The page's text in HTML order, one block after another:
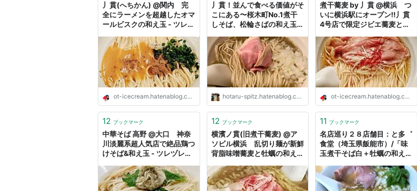
丿貫(へちかん) @関内 完
全にラーメンを超越したオマ
ールビスクの和え玉 - ツレヅ
ot-icecream.hatenablog.com
丿貫！並んで食べる価値がそ
こにある〜桜木町No.1煮干
しそば、松輪さばの和え玉〜
ーの男が美味しいものを食べ
ながら痩せるまでのダイエッ
ト成功物語である
hotaru-spitz.hatenablog.com
煮干蕎麦 by 丿貫 @横浜 つ
いに横浜駅にオープン‼丿貫
4号店で限定ジビエ蕎麦と四
レ食ナルモノ
ot-icecream.hatenablog.com
12 ブックマーク
中華そば 高野 @大口 神奈
川淡麗系超人気店で絶品鶏つ
けそば&和え玉 - ツレヅレ食
12 ブックマーク
横濱ノ貫(旧煮干蕎麦) @ア
ソビル横浜 乱切り麺が新鮮
背脂味噌蕎麦と牡蠣の和え玉
11 ブックマーク
名店巡り２８店舗目：と多゛
食堂（埼玉県飯能市）/「味
玉煮干そば白＋牡蠣の和え
名店めぐり首都圏版（東京都
内・埼玉・他）